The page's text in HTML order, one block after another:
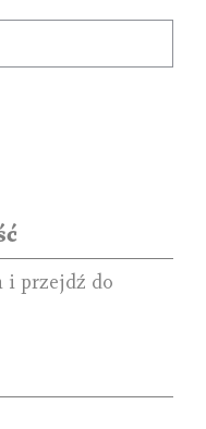
i przejdź do